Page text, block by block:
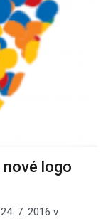
logo
7. 2016 v